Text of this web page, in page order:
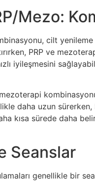
Mezo:
cilt
PRP ve
iyileşmesini
daha uzun
kısa sürede daha
Seanslar
genellikle bir